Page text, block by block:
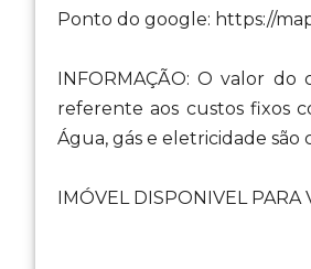
Ponto do google: https://
INFORMAÇÃO: O valor
referente aos custos fixos
Água, gás e eletricidade são
IMÓVEL DISPONIVEL PARA